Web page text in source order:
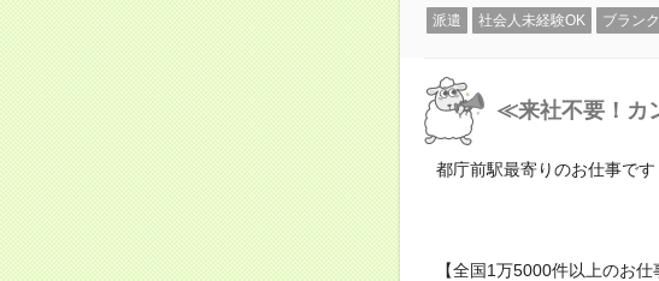
派遣 社会人未経験OK ブラン
≪来社不要！カ
都庁前駅最寄りのお仕事で
【全国1万5000件以上のお